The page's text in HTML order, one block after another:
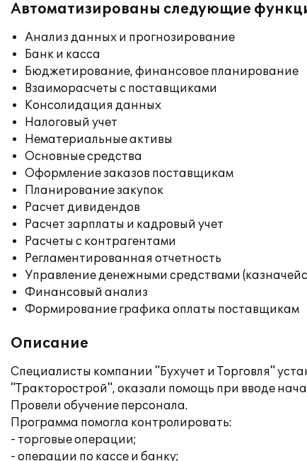
Автоматизированы следующие
Анализ данных и прогнозирование
Банк и касса
Бюджетирование, финансовое планирование
Взаиморасчеты с поставщиками
Консолидация данных
Налоговый учет
Нематериальные активы
Основные средства
Оформление заказов поставщикам
Планирование закупок
Расчет дивидендов
Расчет зарплаты и кадровый учет
Расчеты с контрагентами
Регламентированная отчетность
Управление денежными средствами
Финансовый анализ
Формирование графика оплаты поставщикам
Описание
Специалисты компании "Бухучет и Торговля"
"Тракторострой", оказали помощь при вводе
Провели обучение персонала.
Программа помогла контролировать:
- торговые операции;
- операции по кассе и банку;